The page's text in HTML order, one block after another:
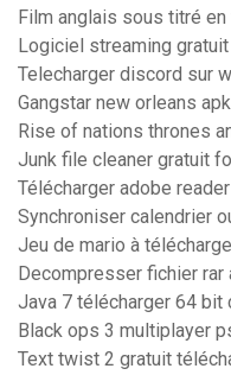
Film anglais sous titré
Logiciel streaming
Telecharger discord sur
Gangstar new orleans
Rise of nations thrones
Junk file cleaner gratuit
Télécharger adobe
Synchroniser calendrier
Jeu de mario à
Decompresser fichier rar
Java 7 télécharger 64 bit
Black ops 3 multiplayer
Text twist 2 gratuit